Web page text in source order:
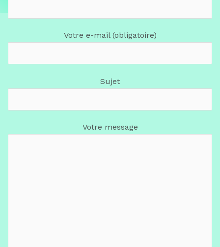
Votre e-mail (obligatoire)
Sujet
Votre message